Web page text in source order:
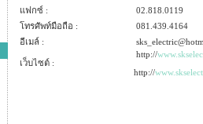
แฟกซ์ :
02.818.0119
โทรศัพท์มือถือ :
081.439.4164
อีเมล์ :
เว็บไซต์ :
http://
http://